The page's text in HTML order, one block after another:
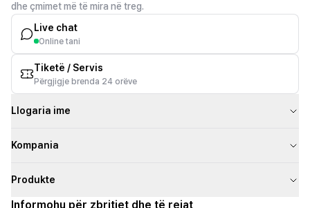
dhe çmimet më të mira në treg.
Live chat
Online tani
Tiketë / Servis
Përgjigje brenda 24 orëve
Llogaria ime
Kompania
Produkte
Informohu për zbritjet dhe të rejat